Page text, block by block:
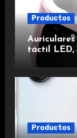
Productos
táctil LED,
de ruido,
duración.
Productos